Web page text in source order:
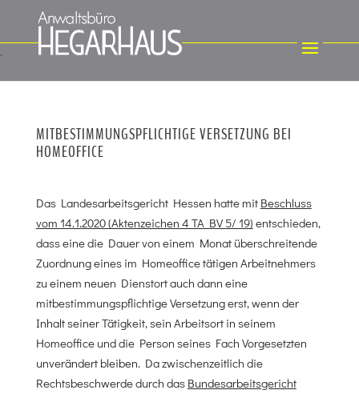
MITBESTIMMUNGSPFLICHTIGE VERSETZUNG BEI
HOMEOFFICE
Das Landesarbeitsgericht Hessen hatte mit Beschluss
vom 14.1.2020 (Aktenzeichen 4 TA BV 5/ 19) entschieden,
dass eine die Dauer von einem Monat überschreitende
Zuordnung eines im Homeoffice tätigen Arbeitnehmers
zu einem neuen Dienstort auch dann eine
mitbestimmungspflichtige Versetzung erst, wenn der
Inhalt seiner Tätigkeit, sein Arbeitsort in seinem
Homeoffice und die Person seines Fach Vorgesetzten
unverändert bleiben. Da zwischenzeitlich die
Rechtsbeschwerde durch das Bundesarbeitsgericht